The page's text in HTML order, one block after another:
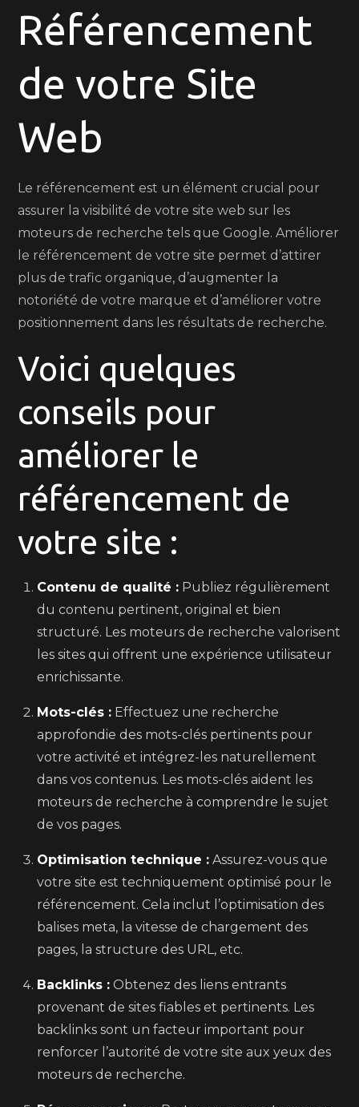
Référencement
de votre Site
Web
Le référencement est un élément crucial pour
assurer la visibilité de votre site web sur les
moteurs de recherche tels que Google. Améliorer
le référencement de votre site permet d’attirer
plus de trafic organique, d’augmenter la
notoriété de votre marque et d’améliorer votre
positionnement dans les résultats de recherche.
Voici quelques
conseils pour
améliorer le
référencement de
votre site :
Contenu de qualité : Publiez régulièrement
du contenu pertinent, original et bien
structuré. Les moteurs de recherche valorisent
les sites qui offrent une expérience utilisateur
enrichissante.
Mots-clés : Effectuez une recherche
approfondie des mots-clés pertinents pour
votre activité et intégrez-les naturellement
dans vos contenus. Les mots-clés aident les
moteurs de recherche à comprendre le sujet
de vos pages.
Optimisation technique : Assurez-vous que
votre site est techniquement optimisé pour le
référencement. Cela inclut l’optimisation des
balises meta, la vitesse de chargement des
pages, la structure des URL, etc.
Backlinks : Obtenez des liens entrants
provenant de sites fiables et pertinents. Les
backlinks sont un facteur important pour
renforcer l’autorité de votre site aux yeux des
moteurs de recherche.